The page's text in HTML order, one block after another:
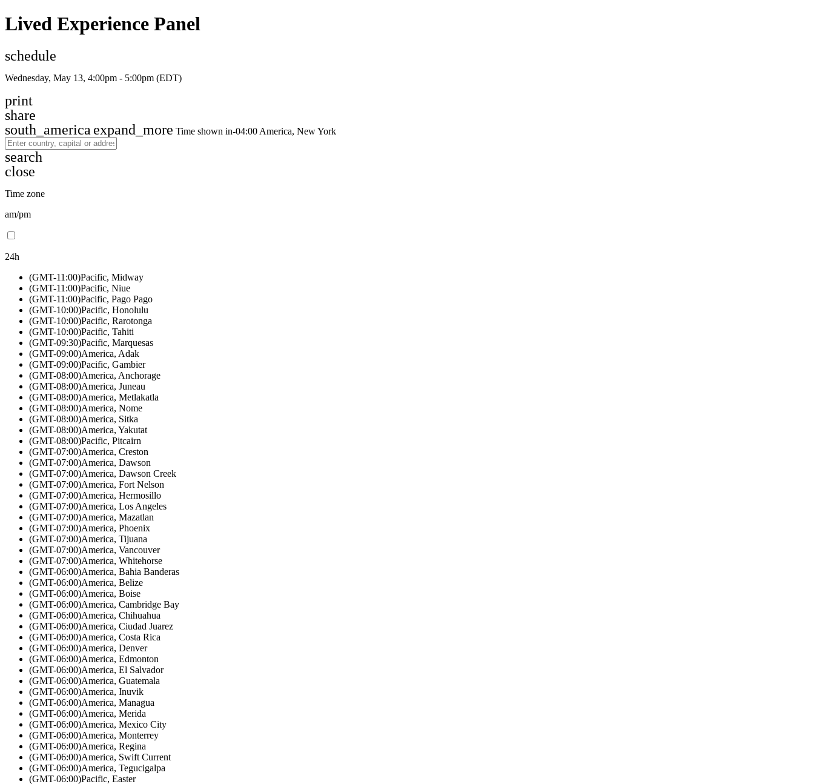
Lived Experience Panel
schedule
Wednesday, May 13, 4:00pm - 5:00pm (EDT)
print
share
south_america expand_more Time shown in-04:00 America, New York
search
close
Time zone
am/pm
24h
(GMT-11:00)Pacific, Midway
(GMT-11:00)Pacific, Niue
(GMT-11:00)Pacific, Pago Pago
(GMT-10:00)Pacific, Honolulu
(GMT-10:00)Pacific, Rarotonga
(GMT-10:00)Pacific, Tahiti
(GMT-09:30)Pacific, Marquesas
(GMT-09:00)America, Adak
(GMT-09:00)Pacific, Gambier
(GMT-08:00)America, Anchorage
(GMT-08:00)America, Juneau
(GMT-08:00)America, Metlakatla
(GMT-08:00)America, Nome
(GMT-08:00)America, Sitka
(GMT-08:00)America, Yakutat
(GMT-08:00)Pacific, Pitcairn
(GMT-07:00)America, Creston
(GMT-07:00)America, Dawson
(GMT-07:00)America, Dawson Creek
(GMT-07:00)America, Fort Nelson
(GMT-07:00)America, Hermosillo
(GMT-07:00)America, Los Angeles
(GMT-07:00)America, Mazatlan
(GMT-07:00)America, Phoenix
(GMT-07:00)America, Tijuana
(GMT-07:00)America, Vancouver
(GMT-07:00)America, Whitehorse
(GMT-06:00)America, Bahia Banderas
(GMT-06:00)America, Belize
(GMT-06:00)America, Boise
(GMT-06:00)America, Cambridge Bay
(GMT-06:00)America, Chihuahua
(GMT-06:00)America, Ciudad Juarez
(GMT-06:00)America, Costa Rica
(GMT-06:00)America, Denver
(GMT-06:00)America, Edmonton
(GMT-06:00)America, El Salvador
(GMT-06:00)America, Guatemala
(GMT-06:00)America, Inuvik
(GMT-06:00)America, Managua
(GMT-06:00)America, Merida
(GMT-06:00)America, Mexico City
(GMT-06:00)America, Monterrey
(GMT-06:00)America, Regina
(GMT-06:00)America, Swift Current
(GMT-06:00)America, Tegucigalpa
(GMT-06:00)Pacific, Easter